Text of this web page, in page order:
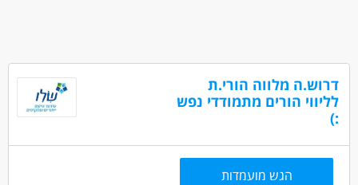
דרוש.ה מלווה הורי.ת
לליווי הורים מתמודדי נפש
:)
הגש מועמדות